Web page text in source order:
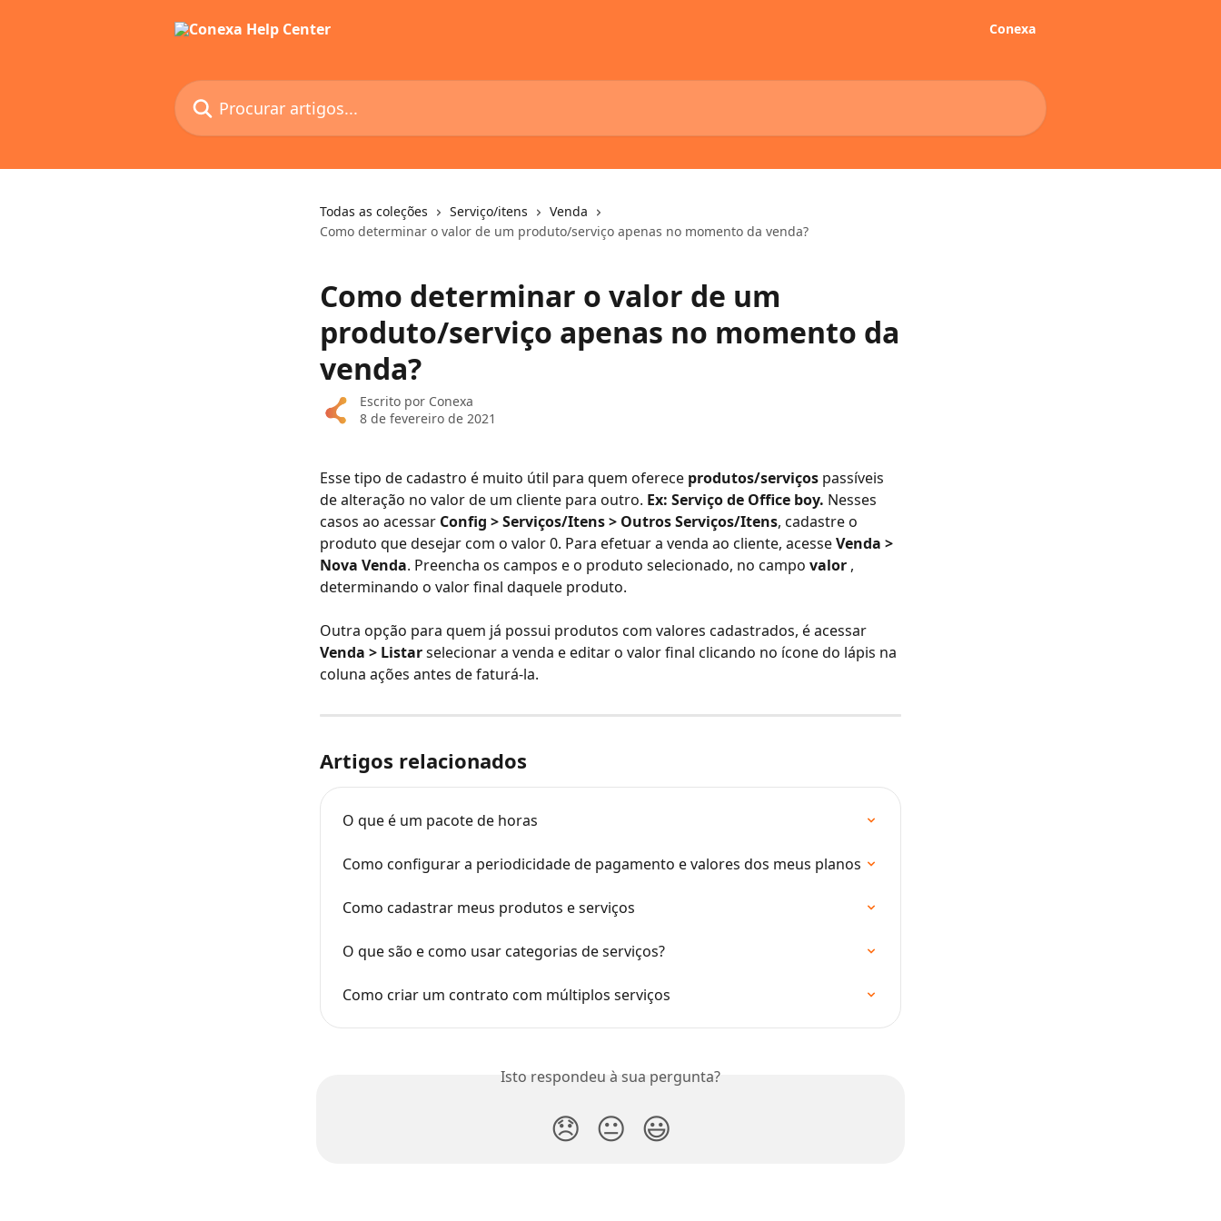
Conexa
Procurar artigos...
Todas as coleções Serviço/itens
Venda
Como determinar o valor de um produto/serviço apenas no momento da venda?
Como determinar o valor de um
produto/serviço apenas no momento da
venda?
Escrito por Conexa
8 de fevereiro de 2021
Esse tipo de cadastro é muito útil para quem oferece produtos/serviços passíveis
de alteração no valor de um cliente para outro. Ex: Serviço de Office boy. Nesses
casos ao acessar Config > Serviços/Itens > Outros Serviços/Itens, cadastre o
produto que desejar com o valor 0. Para efetuar a venda ao cliente, acesse Venda >
Nova Venda. Preencha os campos e o produto selecionado, no campo valor ,
determinando o valor final daquele produto.
Outra opção para quem já possui produtos com valores cadastrados, é acessar
Venda > Listar selecionar a venda e editar o valor final clicando no ícone do lápis na
coluna ações antes de faturá-la.
Artigos relacionados
O que é um pacote de horas
Como configurar a periodicidade de pagamento e valores dos meus planos
Como cadastrar meus produtos e serviços
O que são e como usar categorias de serviços?
Como criar um contrato com múltiplos serviços
Isto respondeu à sua pergunta?
😞 😐 😃